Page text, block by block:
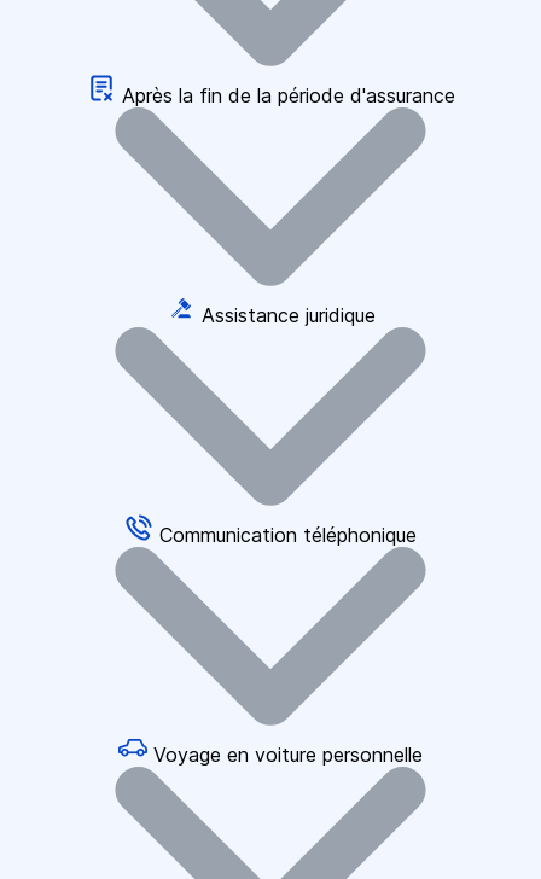
Après la fin de la période d'assurance
Assistance juridique
Communication téléphonique
Voyage en voiture personnelle